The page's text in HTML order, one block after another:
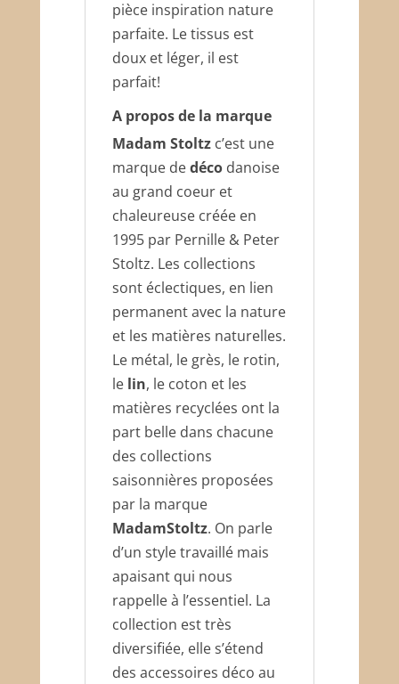
pièce inspiration nature
parfaite. Le tissus est
doux et léger, il est
parfait!
A propos de la marque
Madam Stoltzc’est une
marque dedécodanoise
au grand coeur et
chaleureuse créée en
1995 par Pernille & Peter
Stoltz. Les collections
sont éclectiques, en lien
permanent avec la nature
et les matières naturelles.
Le métal, le grès, le rotin,
le lin, le coton et les
matières recyclées ont la
part belle dans chacune
des collections
saisonnières proposées
par la marque
MadamStoltz. On parle
d’un style travaillé mais
apaisant qui nous
rappelle à l’essentiel. La
collection est très
diversifiée, elle s’étend
des accessoires déco au